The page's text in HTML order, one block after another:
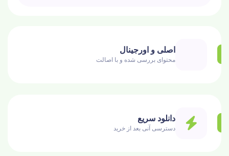
اصلی و اورجینال
محتوای بررسی شده و با اصالت
دانلود سریع
دسترسی آنی بعد از خرید